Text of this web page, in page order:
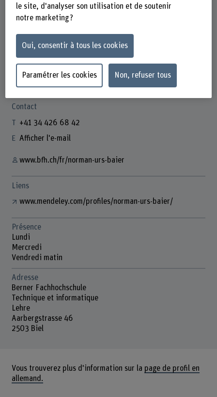
Prof. Dr. Norman Urs Baier
Leiter Institut I3S
Contact
+41 34 426 68 42
Afficher l'e-mail
www.bfh.ch/fr/norman-urs-baier
Liens
www.mendeley.com/profiles/norman-urs-baier/
Présence
Lundi
Mercredi
Vendredi matin
Adresse
Berner Fachhochschule
Technique et informatique
Lehre
Aarbergstrasse 46
2503 Biel
Vous trouverez plus d'information sur la page de profil en
allemand.
le site, d'analyser son utilisation et de soutenir
notre marketing ?
Oui, consentir à tous les cookies
Paramétrer les cookies Non, refuser tous